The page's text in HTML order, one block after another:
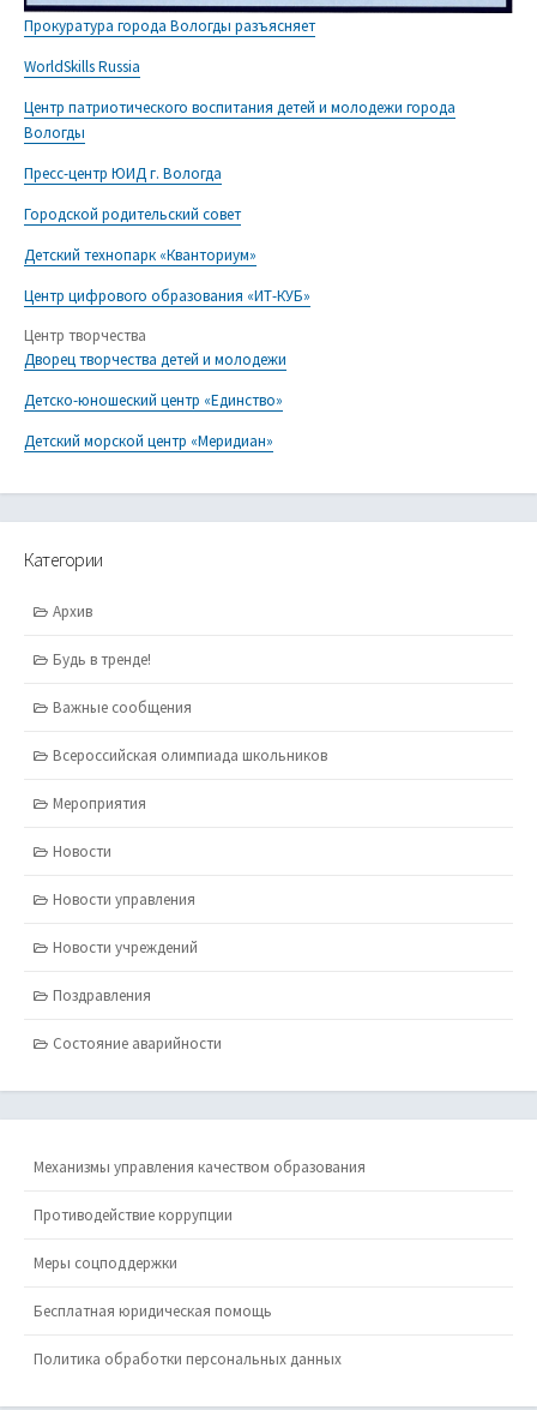
Прокуратура города Вологды разъясняет
WorldSkills Russia
Центр патриотического воспитания детей и молодежи города
Вологды
Пресс-центр ЮИД г. Вологда
Городской родительский совет
Детский технопарк «Кванториум»
Центр цифрового образования «ИТ-КУБ»
Центр творчества
Дворец творчества детей и молодежи
Детско-юношеский центр «Единство»
Детский морской центр «Меридиан»
Категории
Архив
Будь в тренде!
Важные сообщения
Всероссийская олимпиада школьников
Мероприятия
Новости
Новости управления
Новости учреждений
Поздравления
Состояние аварийности
Механизмы управления качеством образования
Противодействие коррупции
Меры соцподдержки
Бесплатная юридическая помощь
Политика обработки персональных данных